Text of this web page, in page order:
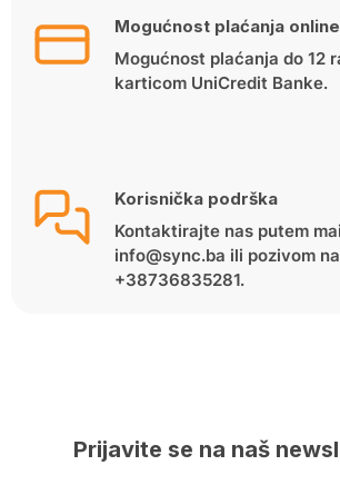
Mogućnost plaćanja online
Mogućnost plaćanja do 12
karticom UniCredit Banke.
Korisnička podrška
Kontaktirajte nas putem
info@sync.ba ili pozivom
+38736835281.
Prijavite se na naš